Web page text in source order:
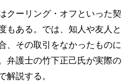
クーリング・オフといった契
もある。では、知人や友人と
、その取引をなかったものに
弁護士の竹下正己氏が実際の
解説する。